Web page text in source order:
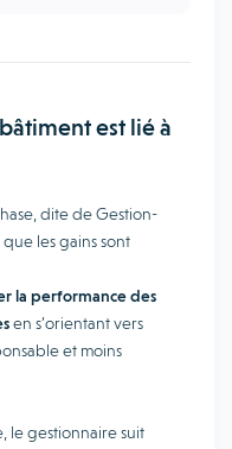
est lié à
dite de Gestion-
les gains sont
la performance des
en s’orientant vers
et moins
le gestionnaire suit